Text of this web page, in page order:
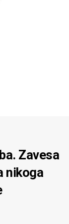
Zavesa
nikoga